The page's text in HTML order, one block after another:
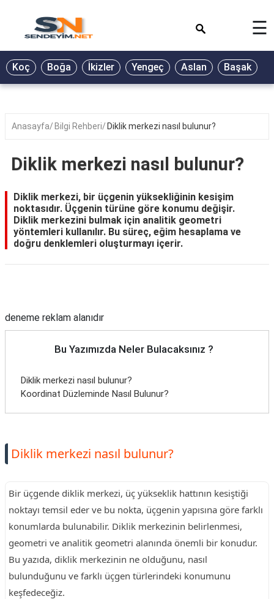
BİYOGRAFİ
GALERİ
ŞİİR
RÜYA
TABİRLERİ
TÜRKÜ
SÖZLERİ
Bize
☰
Koç Boğa İkizler Yengeç Aslan Başak
Anasayfa Bilgi Rehberi Diklik merkezi nasıl bulunur?
Diklik merkezi nasıl bulunur?
Diklik merkezi, bir üçgenin yüksekliğinin kesişim
noktasıdır. Üçgenin türüne göre konumu değişir.
Diklik merkezini bulmak için analitik geometri
yöntemleri kullanılır. Bu süreç, eğim hesaplama ve
doğru denklemleri oluşturmayı içerir.
deneme reklam alanıdır
Bu Yazımızda Neler Bulacaksınız ?
Diklik merkezi nasıl bulunur?
Koordinat Düzleminde Nasıl Bulunur?
Diklik merkezi nasıl bulunur?
Bir üçgende diklik merkezi, üç yükseklik hattının kesiştiği
noktayı temsil eder ve bu nokta, üçgenin yapısına göre farklı
konumlarda bulunabilir. Diklik merkezinin belirlenmesi,
geometri ve analitik geometri alanında önemli bir konudur.
Bu yazıda, diklik merkezinin ne olduğunu, nasıl
bulunduğunu ve farklı üçgen türlerindeki konumunu
keşfedeceğiz.